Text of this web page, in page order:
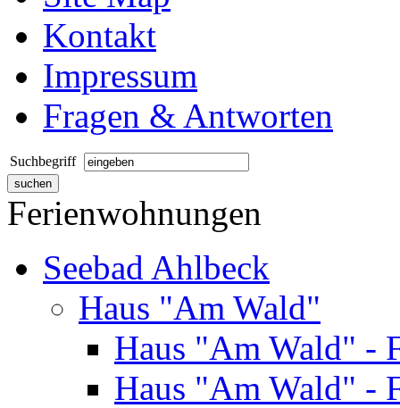
Kontakt
Impressum
Fragen & Antworten
Suchbegriff
Ferienwohnungen
Seebad Ahlbeck
Haus "Am Wald"
Haus "Am Wald" -
Haus "Am Wald" -